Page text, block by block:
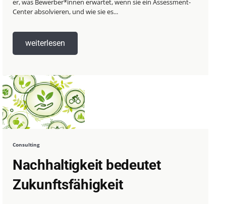
Center absolvieren, und wie sie es...
weiterlesen
Consulting
Nachhaltigkeit bedeutet
Zukunftsfähigkeit